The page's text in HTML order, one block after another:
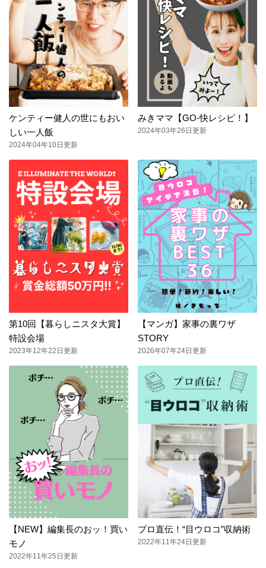
ケンティー健人の世にもおい
しい一人飯
2024年04年10日更新
みきママ【GO-快レシピ！】
2024年03年26日更新
第10回【暮らしニスタ大賞】
特設会場
2023年12年22日更新
【マンガ】家事の裏ワザ
STORY
2026年07年24日更新
【NEW】編集長のおッ！買い
モノ
2022年11年25日更新
プロ直伝！“目ウロコ”収納術
2022年11年24日更新